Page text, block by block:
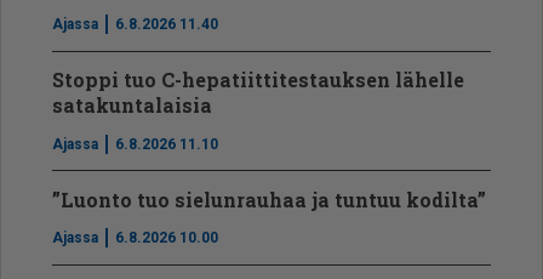
Ajassa 6.8.2026 11.40
Stoppi tuo C-hepatiit­ti­tes­tauksen lähelle
satakuntalaisia
Ajassa 6.8.2026 11.10
”Luonto tuo sielunrauhaa ja tuntuu kodilta”
Ajassa 6.8.2026 10.00